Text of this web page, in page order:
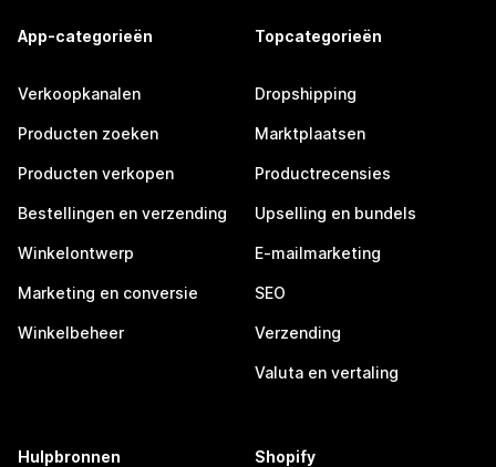
App-categorieën
Verkoopkanalen
Producten zoeken
Producten verkopen
Bestellingen en verzending
Winkelontwerp
Marketing en conversie
Winkelbeheer
Topcategorieën
Dropshipping
Marktplaatsen
Productrecensies
Upselling en bundels
E-mailmarketing
SEO
Verzending
Valuta en vertaling
Hulpbronnen Shopify